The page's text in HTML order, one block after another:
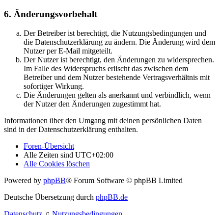
6. Änderungsvorbehalt
Der Betreiber ist berechtigt, die Nutzungsbedingungen und
die Datenschutzerklärung zu ändern. Die Änderung wird dem
Nutzer per E-Mail mitgeteilt.
Der Nutzer ist berechtigt, den Änderungen zu widersprechen.
Im Falle des Widerspruchs erlischt das zwischen dem
Betreiber und dem Nutzer bestehende Vertragsverhältnis mit
sofortiger Wirkung.
Die Änderungen gelten als anerkannt und verbindlich, wenn
der Nutzer den Änderungen zugestimmt hat.
Informationen über den Umgang mit deinen persönlichen Daten
sind in der Datenschutzerklärung enthalten.
Foren-Übersicht
Alle Zeiten sind UTC+02:00
Alle Cookies löschen
Powered by phpBB® Forum Software © phpBB Limited
Deutsche Übersetzung durch phpBB.de